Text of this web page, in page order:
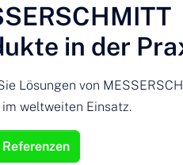
in der
Lösungen von
weltweiten Einsatz.